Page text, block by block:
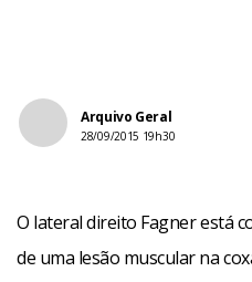
Arquivo Geral
28/09/2015 19h30
O lateral direito Fagner está
de uma lesão muscular na